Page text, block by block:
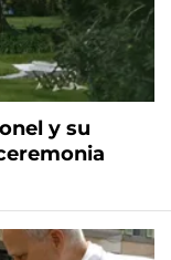
y su